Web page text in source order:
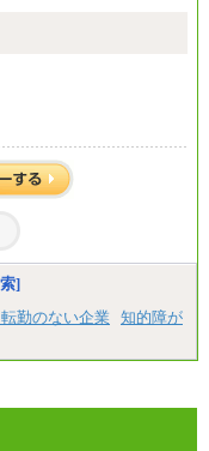
]
勤のない企業
知的障が